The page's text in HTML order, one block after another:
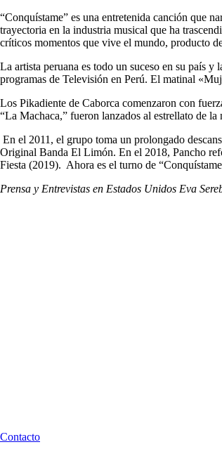
“Conquístame” es una entretenida canción que
trayectoria en la industria musical que ha
críticos momentos que vive el mundo, producto
La artista peruana es todo un suceso en su país
programas de Televisión en Perú. El matinal
Los Pikadiente de Caborca comenzaron con
“La Machaca,” fueron lanzados al estrellato de
En el 2011, el grupo toma un prolongado
Original Banda El Limón. En el 2018, Pancho
Fiesta (2019). Ahora es el turno de
Prensa y Entrevistas en Estados Unidos Eva
Contacto